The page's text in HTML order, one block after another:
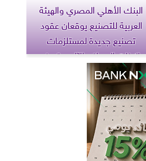
البنك الأهلي المصري والهيئة
العربية للتصنيع يوقعان عقود
تصنيع جديدة لمستلزمات
ماكينات الصراف الآلي وتصنيع
سيارات إسعاف مجهزة